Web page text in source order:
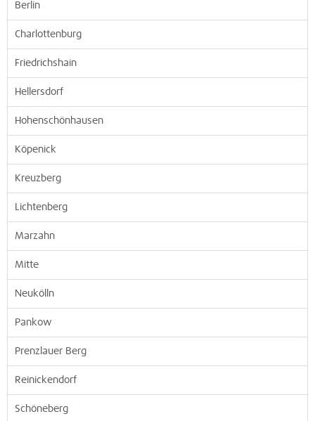
Berlin
Charlottenburg
Friedrichshain
Hellersdorf
Hohenschönhausen
Köpenick
Kreuzberg
Lichtenberg
Marzahn
Mitte
Neukölln
Pankow
Prenzlauer Berg
Reinickendorf
Schöneberg